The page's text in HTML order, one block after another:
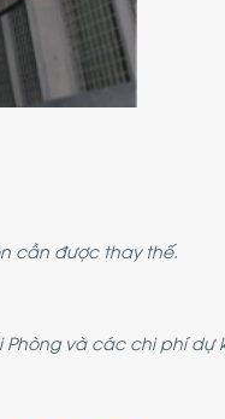
cần được thay thế.
và các chi phí dự